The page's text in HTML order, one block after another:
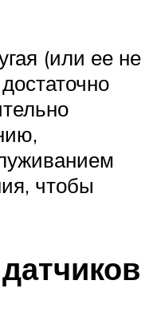
(или ее не
чтобы